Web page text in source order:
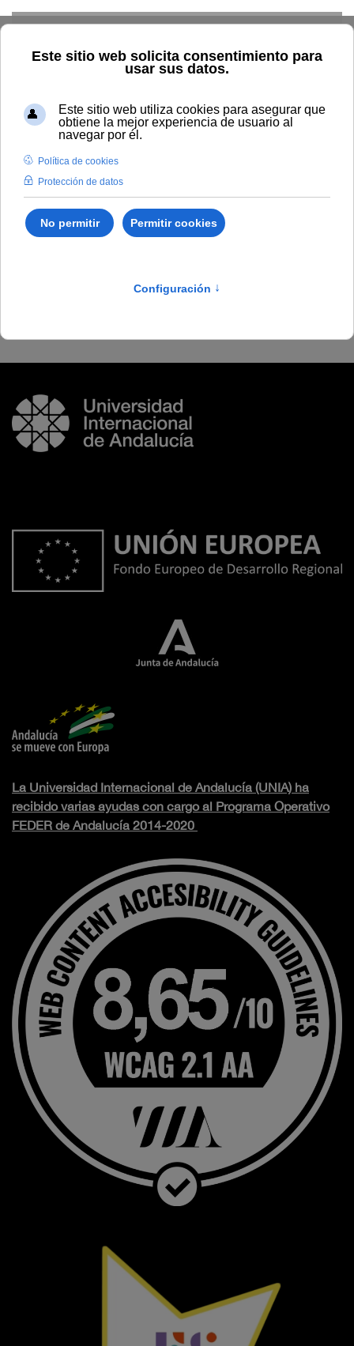
Inicio Vida universitaria
Biblioteca y publicaciones
Publicaciones
Búsqueda por autor
Guerrero Lebrón, Mª
Jesús
El derecho aéreo entre lo público y lo privado :
La Universidad Internacional de Andalucía (UNIA) ha
recibido varias ayudas con cargo al Programa Operativo
FEDER de Andalucía 2014-2020